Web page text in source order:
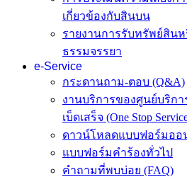
เกี่ยวข้องกับสินบน
รายงานการรับทรัพย์สิน
ธรรมจรรยา
e-Service
กระดานถาม-ตอบ (Q&A)
งานบริการของศูนย์บริก
เบ็ดเสร็จ (One Stop
ดาวน์โหลดแบบฟอร์มออ
แบบฟอร์มคำร้องทั่วไป
คำถามที่พบบ่อย (FAQ)